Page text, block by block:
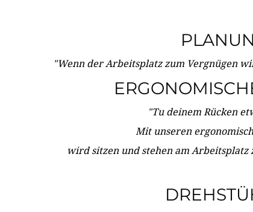
"Wenn der Arbeitsplatz zum Vergnügen
"Tu deinem Rücken
Mit unseren
wird sitzen und stehen am Arbeitsplatz